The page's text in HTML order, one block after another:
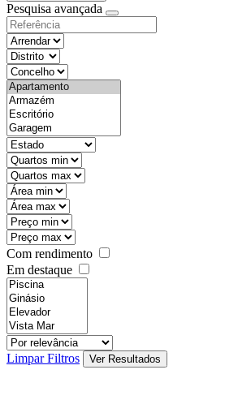
Pesquisa avançada
objective
districtId
countyId
types
state
mintypo
maxtypo
minarea
maxarea
minprice
maxprice
Com rendimento
Em destaque
features
realestateOrder
Limpar Filtros
Ver Resultados